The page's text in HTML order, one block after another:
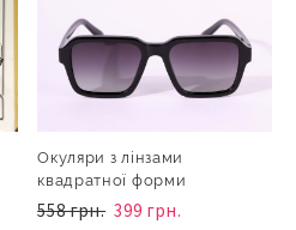
Окуляри з лінзами
квадратної форми
558 грн. 399 грн.